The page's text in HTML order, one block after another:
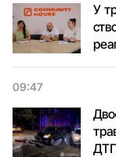
У
09:47